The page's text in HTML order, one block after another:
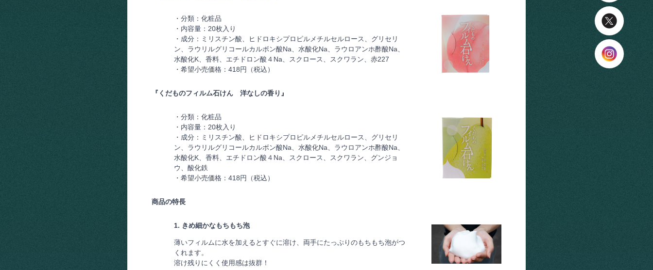
・分類：化粧品
・内容量：20枚入り
・成分：ミリスチン酸、ヒドロキシプロピルメチルセルロース、グリセリ
ン、ラウリルグリコールカルボン酸Na、水酸化Na、ラウロアンホ酢酸Na、
水酸化K、香料、エチドロン酸４Na、スクロース、スクワラン、赤227
・希望小売価格：418円（税込）
『くだものフィルム石けん 洋なしの香り』
・分類：化粧品
・内容量：20枚入り
・成分：ミリスチン酸、ヒドロキシプロピルメチルセルロース、グリセリ
ン、ラウリルグリコールカルボン酸Na、水酸化Na、ラウロアンホ酢酸Na、
水酸化K、香料、エチドロン酸４Na、スクロース、スクワラン、グンジョ
ウ、酸化鉄
・希望小売価格：418円（税込）
商品の特長
1. きめ細かなもちもち泡
薄いフィルムに水を加えるとすぐに溶け、両手にたっぷりのもちもち泡がつ
くれます。
溶け残りにくく使用感は抜群！